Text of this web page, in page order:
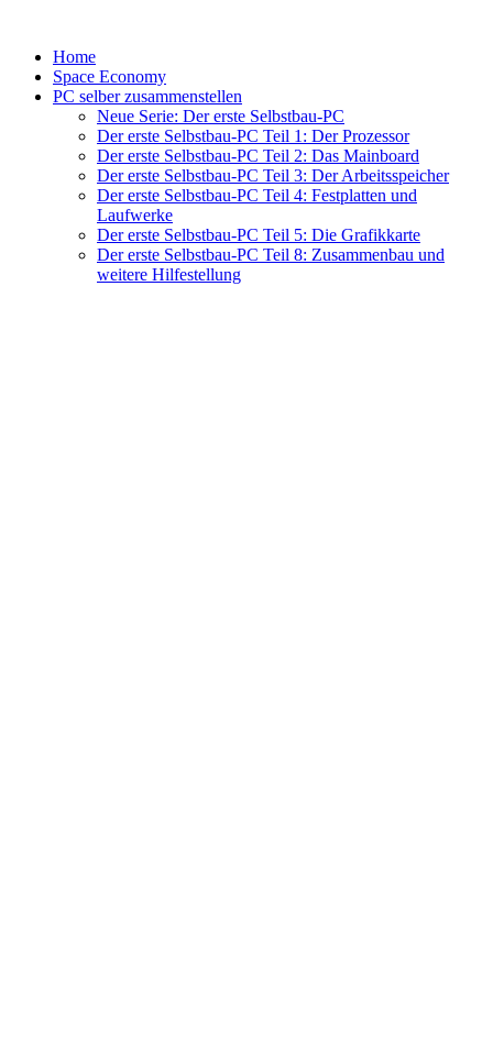
Home
Space Economy
PC selber zusammenstellen
Neue Serie: Der erste Selbstbau-PC
Der erste Selbstbau-PC Teil 1: Der Prozessor
Der erste Selbstbau-PC Teil 2: Das Mainboard
Der erste Selbstbau-PC Teil 3: Der Arbeitsspeicher
Der erste Selbstbau-PC Teil 4: Festplatten und
Laufwerke
Der erste Selbstbau-PC Teil 5: Die Grafikkarte
Der erste Selbstbau-PC Teil 8: Zusammenbau und
weitere Hilfestellung